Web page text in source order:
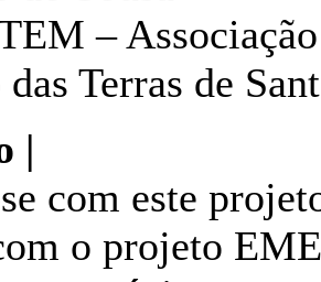
– Associação
Terras de
|
com este
o projeto